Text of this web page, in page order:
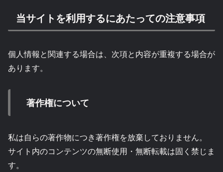
当サイトを利用するにあたっての注意事項
個人情報と関連する場合は、次項と内容が重複する場合が
あります。
著作権について
私は自らの著作物につき著作権を放棄しておりません。
サイト内のコンテンツの無断使用・無断転載は固く禁じま
す。